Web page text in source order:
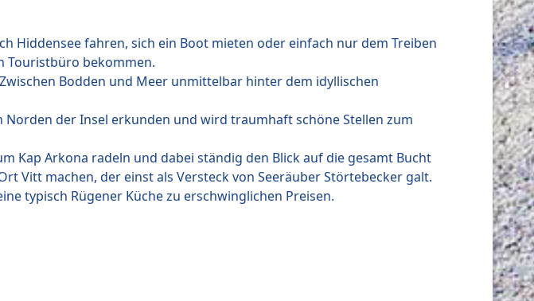
Hiddensee fahren, sich ein Boot mieten oder einfach nur dem Treiben
Touristbüro bekommen.
Bodden und Meer unmittelbar hinter dem idyllischen
der Insel erkunden und wird traumhaft schöne Stellen zum
Kap Arkona radeln und dabei ständig den Blick auf die gesamt Bucht
Vitt machen, der einst als Versteck von Seeräuber Störtebecker galt.
typisch Rügener Küche zu erschwinglichen Preisen.